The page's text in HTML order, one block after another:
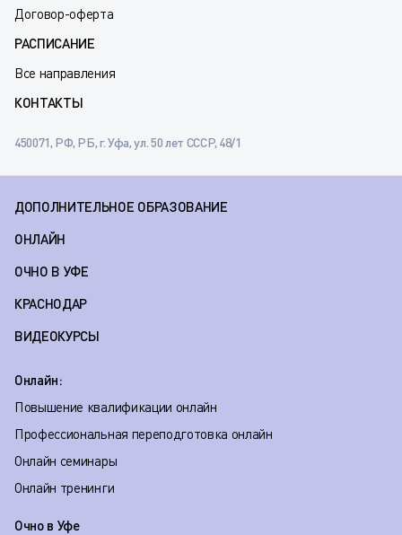
Договор-оферта
РАСПИСАНИЕ
Все направления
КОНТАКТЫ
450071, РФ, РБ, г. Уфа, ул. 50 лет СССР, 48/1
ДОПОЛНИТЕЛЬНОЕ ОБРАЗОВАНИЕ
ОНЛАЙН
ОЧНО В УФЕ
КРАСНОДАР
ВИДЕОКУРСЫ
Онлайн:
Повышение квалификации онлайн
Профессиональная переподготовка онлайн
Онлайн семинары
Онлайн тренинги
Очно в Уфе